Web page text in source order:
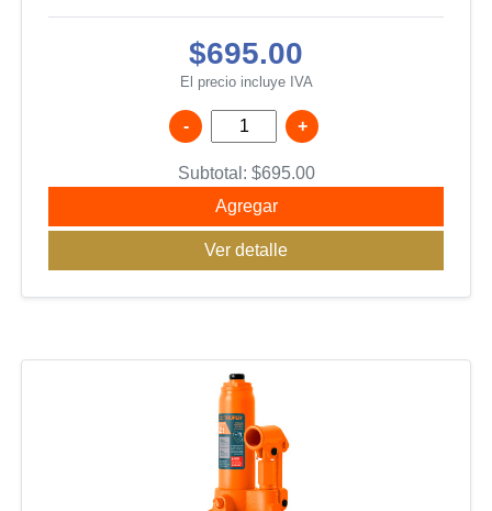
$695.00
El precio incluye IVA
- +
Subtotal: $695.00
Agregar
Ver detalle